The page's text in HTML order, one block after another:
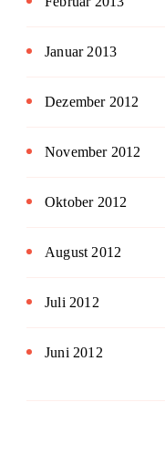
Januar 2013
Dezember 2012
November 2012
Oktober 2012
August 2012
Juli 2012
Juni 2012